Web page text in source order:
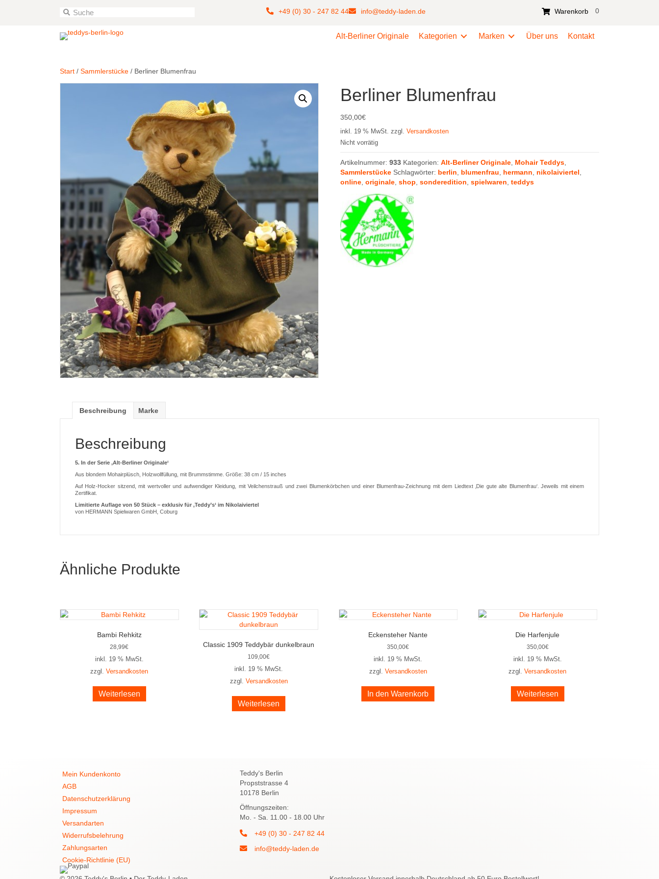
+49 (0) 30 - 247 82 44 info@teddy-laden.de Warenkorb 0
Alt-Berliner Originale Kategorien Marken Über uns Kontakt
Start / Sammlerstücke / Berliner Blumenfrau
Berliner Blumenfrau
350,00€
inkl. 19 % MwSt. zzgl. Versandkosten
Nicht vorrätig
Artikelnummer: 933 Kategorien: Alt-Berliner Originale Mohair Teddys
Sammlerstücke Schlagwörter: berlin blumenfrau hermann nikolaiviertel
online originale shop sonderedition spielwaren teddys
Beschreibung Marke
Beschreibung
5. In der Serie ‚Alt-Berliner Originale‘
Aus blondem Mohairplüsch, Holzwollfüllung, mit Brummstimme. Größe: 38 cm / 15 inches
Auf Holz-Hocker sitzend, mit wertvoller und aufwendiger Kleidung, mit Veilchenstrauß und zwei Blumenkörbchen und einer Blumenfrau-Zeichnung mit dem Liedtext ‚Die gute alte Blumenfrau‘. Jeweils mit einem
Zertifikat.
Limitierte Auflage von 50 Stück – exklusiv für ‚Teddy’s‘ im Nikolaiviertel
von HERMANN Spielwaren GmbH, Coburg
Ähnliche Produkte
Bambi Rehkitz
28,99€
inkl. 19 % MwSt.
zzgl.Versandkosten
Weiterlesen
Classic 1909 Teddybär dunkelbraun
109,00€
inkl. 19 % MwSt.
zzgl. Versandkosten
Weiterlesen
Eckensteher Nante
350,00€
inkl. 19 % MwSt.
zzgl. Versandkosten
In den Warenkorb
Die Harfenjule
350,00€
inkl. 19 % MwSt.
zzgl.Versandkosten
Weiterlesen
Mein Kundenkonto
AGB
Datenschutzerklärung
Impressum
Versandarten
Widerrufsbelehrung
Zahlungsarten
Cookie-Richtlinie (EU)
Teddy's Berlin
Propststrasse 4
10178 Berlin
Öffnungszeiten:
Mo. - Sa. 11.00 - 18.00 Uhr
+49 (0) 30 - 247 82 44
info@teddy-laden.de